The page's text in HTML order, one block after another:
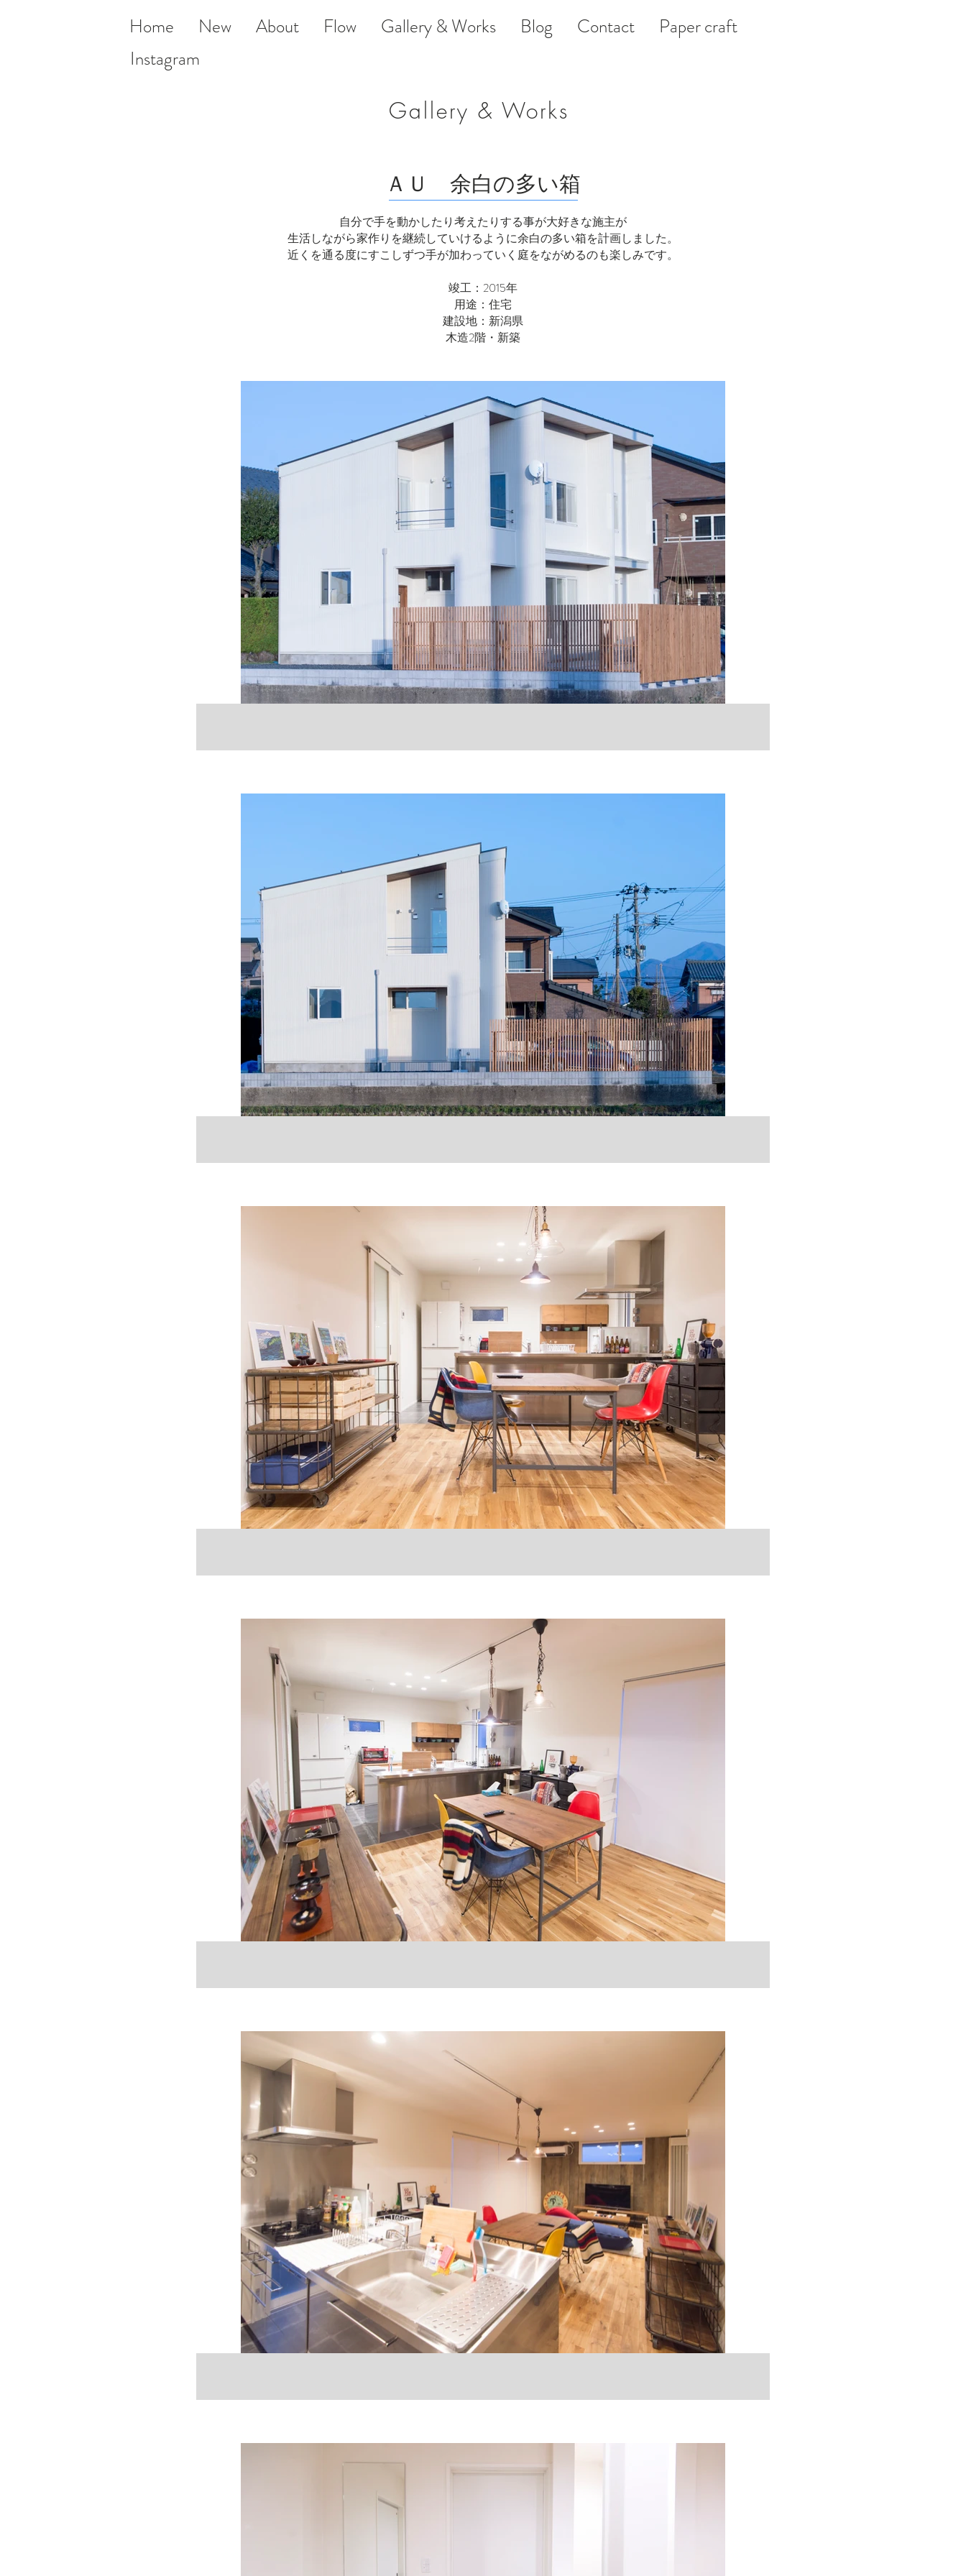
Home New About Flow Gallery & Works Blog Contact
Paper craft
Instagram
Gallery & Works
ＡＵ 余白の多い箱
自分で手を動かしたり考えたりする事が大好きな施主が
生活しながら家作りを継続していけるように余白の多い箱を計画しました。
近くを通る度にすこしずつ手が加わっていく庭をながめるのも楽しみです。
竣工：2015年
用途：住宅
建設地：新潟県
木造2階・新築